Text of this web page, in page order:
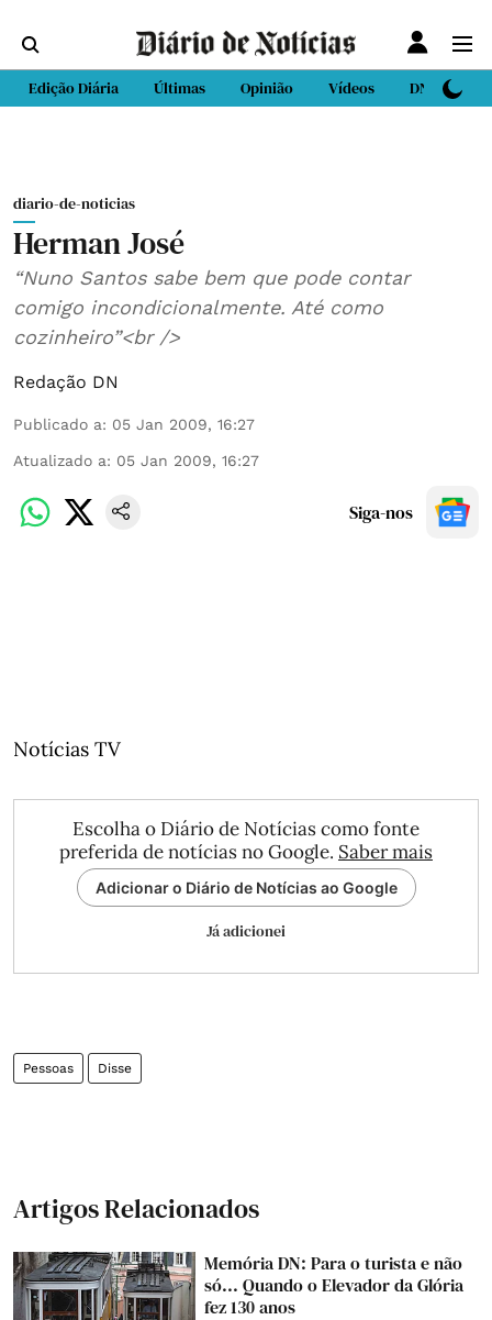
Edição Diária Últimas Opinião Vídeos DN Sport
diario-de-noticias
Herman José
“Nuno Santos sabe bem que pode contar
comigo incondicionalmente. Até como
cozinheiro”<br />
Redação DN
Publicado a: 05 Jan 2009, 16:27
Atualizado a: 05 Jan 2009, 16:27
Siga-nos
Notícias TV
Escolha o Diário de Notícias como fonte
preferida de notícias no Google. Saber mais
Adicionar o Diário de Notícias ao Google
Já adicionei
Pessoas Disse
Artigos Relacionados
Memória DN: Para o turista e não
só... Quando o Elevador da Glória
fez 130 anos